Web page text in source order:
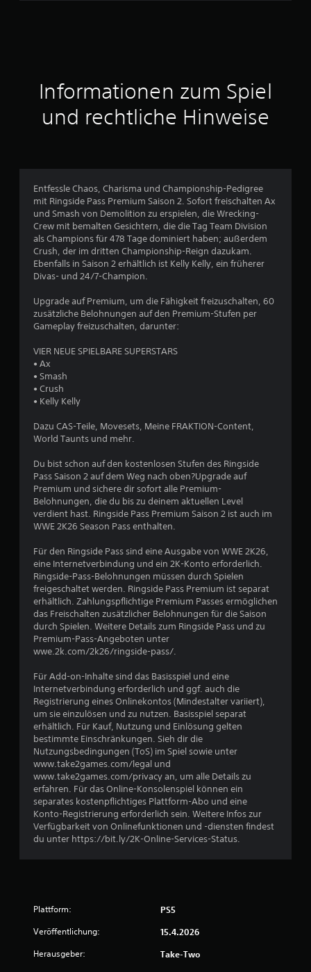
u
s
3
1
w
n
g
n
Informationen zum Spiel
und rechtliche Hinweise
Entfessle Chaos, Charisma und Championship-Pedigree
mit Ringside Pass Premium Saison 2. Sofort freischalten Ax
und Smash von Demolition zu erspielen, die Wrecking-
Crew mit bemalten Gesichtern, die die Tag Team Division
als Champions für 478 Tage dominiert haben; außerdem
Crush, der im dritten Championship-Reign dazukam.
Ebenfalls in Saison 2 erhältlich ist Kelly Kelly, ein früherer
Divas- und 24/7-Champion.
Upgrade auf Premium, um die Fähigkeit freizuschalten, 60
zusätzliche Belohnungen auf den Premium-Stufen per
Gameplay freizuschalten, darunter:
VIER NEUE SPIELBARE SUPERSTARS
• Ax
• Smash
• Crush
• Kelly Kelly
Dazu CAS-Teile, Movesets, Meine FRAKTION-Content,
World Taunts und mehr.
Du bist schon auf den kostenlosen Stufen des Ringside
Pass Saison 2 auf dem Weg nach oben?Upgrade auf
Premium und sichere dir sofort alle Premium-
Belohnungen, die du bis zu deinem aktuellen Level
verdient hast. Ringside Pass Premium Saison 2 ist auch im
WWE 2K26 Season Pass enthalten.
Für den Ringside Pass sind eine Ausgabe von WWE 2K26,
eine Internetverbindung und ein 2K-Konto erforderlich.
Ringside-Pass-Belohnungen müssen durch Spielen
freigeschaltet werden. Ringside Pass Premium ist separat
erhältlich. Zahlungspflichtige Premium Passes ermöglichen
das Freischalten zusätzlicher Belohnungen für die Saison
durch Spielen. Weitere Details zum Ringside Pass und zu
Premium-Pass-Angeboten unter
wwe.2k.com/2k26/ringside-pass/.
Für Add-on-Inhalte sind das Basisspiel und eine
Internetverbindung erforderlich und ggf. auch die
Registrierung eines Onlinekontos (Mindestalter variiert),
um sie einzulösen und zu nutzen. Basisspiel separat
erhältlich. Für Kauf, Nutzung und Einlösung gelten
bestimmte Einschränkungen. Sieh dir die
Nutzungsbedingungen (ToS) im Spiel sowie unter
www.take2games.com/legal und
www.take2games.com/privacy an, um alle Details zu
erfahren. Für das Online-Konsolenspiel können ein
separates kostenpflichtiges Plattform-Abo und eine
Konto-Registrierung erforderlich sein. Weitere Infos zur
Verfügbarkeit von Onlinefunktionen und -diensten findest
du unter https://bit.ly/2K-Online-Services-Status.
Plattform: PS5
Veröffentlichung: 15.4.2026
Herausgeber: Take-Two